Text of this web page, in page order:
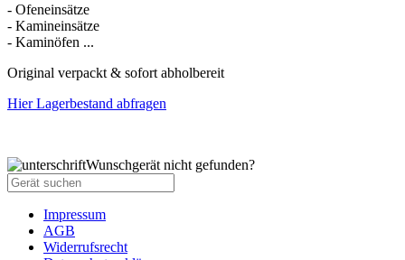
- Ofeneinsätze
- Kamineinsätze
- Kaminöfen ...
Original verpackt & sofort abholbereit
Hier Lagerbestand abfragen
Wunschgerät nicht gefunden?
Impressum
AGB
Widerrufsrecht